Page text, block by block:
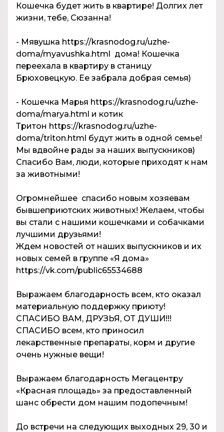
Кошечка будет жить в квартире! Долгих лет
жизни, тебе, Сюзанна!
- Мявушка https://krasnodog.ru/uzhe-
doma/myavushka.html дома! Кошечка
переехала в квартиру в станицу
Брюховецкую. Ее забрала добрая семья)
- Кошечка Марья https://krasnodog.ru/uzhe-
doma/marya.html и котик
Тритон https://krasnodog.ru/uzhe-
doma/triton.html будут жить в одной семье!
Мы вдвойне рады за наших выпускников)
Спасибо Вам, люди, которые приходят к нам
за животными!
Огромнейшее спасибо новым хозяевам
бывшеприютских животных! Желаем, чтобы
вы стали с нашими кошечками и собачками
лучшими друзьями!
Ждем новостей от наших выпускников и их
новых семей в группе «Я дома»
https://vk.com/public65534688
Выражаем благодарность всем, кто оказал
материальную поддержку приюту!
СПАСИБО ВАМ, ДРУЗЬЯ, ОТ ДУШИ!!!
СПАСИБО всем, кто приносил
лекарственные препараты, корм и другие
очень нужные вещи!
Выражаем благодарность Мегацентру
«Красная площадь» за предоставленный
шанс обрести дом нашим подопечным!
До встречи на следующих выходных 29, 30 и